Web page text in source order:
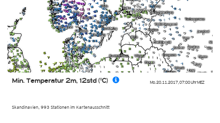
Mo. 20.11.2017, 07:00 UhrMEZ
Skandinavien, 993 Stationen im Kartenausschnitt
Min. Temperatur 2m, 12std (°C)